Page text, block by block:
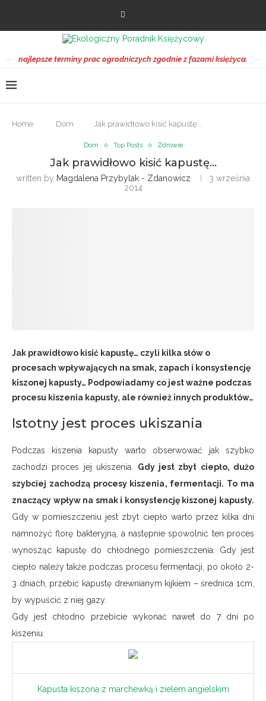
najlepsze terminy prac ogrodniczych zgodnie z fazami księżyca.
Home Dom Jak prawidłowo kisić kapustę…
Dom Top Posts Zdrowie
Jak prawidłowo kisić kapustę…
written by Magdalena Przybylak - Zdanowicz
3 września
2014
Jak prawidłowo kisić kapustę… czyli kilka słów o
procesach wpływających na smak, zapach i konsystencję
kiszonej kapusty… Podpowiadamy co jest ważne podczas
procesu kiszenia kapusty, ale również innych produktów…
Istotny jest proces ukiszania
Podczas kiszenia kapusty warto obserwować jak szybko
zachodzi proces jej ukiszenia. Gdy jest zbyt ciepło, dużo
szybciej zachodzą procesy kiszenia, fermentacji. To ma
znaczący wpływ na smak i konsystencję kiszonej kapusty.
Gdy w pomieszczeniu jest zbyt ciepło warto przez kilka dni
namnożyć florę bakteryjną, a następnie spowolnić ten proces
wynosząc kapustę do chłodnego pomieszczenia. Gdy jest
ciepło należy także podczas procesu fermentacji, po około 2-
3 dniach, przebić kapustę drewnianym kijkiem – średnica 1cm,
by wypuścić z niej gazy.
Gdy jest chłodno przebicie wykonać nawet do 7 dni po
kiszeniu.
Kapusta kiszona z marchewką i zielem angielskim